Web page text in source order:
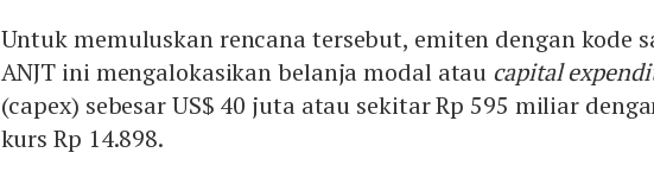
Untuk memuluskan rencana tersebut, emiten dengan kode
ANJT ini mengalokasikan belanja modal atau capital
(capex) sebesar US$ 40 juta atau sekitar Rp 595 miliar
kurs Rp 14.898.